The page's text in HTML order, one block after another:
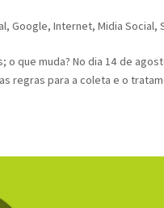
,Google,Internet,Midia Social,
que muda? No dia 14 de
regras para a coleta e o